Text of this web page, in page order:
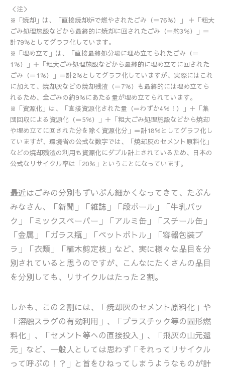
＜注＞
※「焼却」は、「直接焼却炉で燃やされたごみ（＝76％）」 ＋「粗大
ごみ処理施設などから最終的に焼却に回されたごみ（＝約3％）」＝
計79％としてグラフ化しています。
※「埋め立て」は、「直接最終処分場に埋め立てられたごみ（＝
1％）」＋「粗大ごみ処理施設などから最終的に埋め立てに回された
ごみ（＝1％）」＝計2％としてグラフ化していますが、実際にはこれ
に加えて、焼却灰などの焼却残渣（＝7％）も最終的には埋め立てら
れるため、全ごみの約9％にあたる量が埋め立てられています。
※「資源化」は、「直接資源化された量（＝わずか4％！）」＋「集
団回収による資源化（＝5％）」＋「粗大ごみ処理施設などから焼却
や埋め立てに回された分を除く資源化分」＝計18％としてグラフ化し
ていますが、環境省の公式な数字では、「焼却灰のセメント原料化」
などの焼却残渣の利用も資源化にダブル計上されているため、日本の
公式なリサイクル率は「20％」ということになっています。
最近はごみの分別もずいぶん細かくなってきて、たぶん
みなさん、「新聞」「雑誌」「段ボール」「牛乳パッ
ク」「ミックスペーパー」「アルミ缶」「スチール缶」
「金属」「ガラス瓶」「ペットボトル」「容器包装プ
ラ」「衣類」「植木剪定枝」など、実に様々な品目を分
別されていると思うのですが、こんなにたくさんの品目
を分別しても、リサイクルはたった２割。
しかも、この２割には、「焼却灰のセメント原料化」や
「溶融スラグの有効利用」、「プラスチック等の固形燃
料化」、「セメント等への直接投入」、「飛灰の山元還
元」など、一般人としては思わず「それってリサイクル
って呼ぶの！？」と首をひねってしまうようなものが計